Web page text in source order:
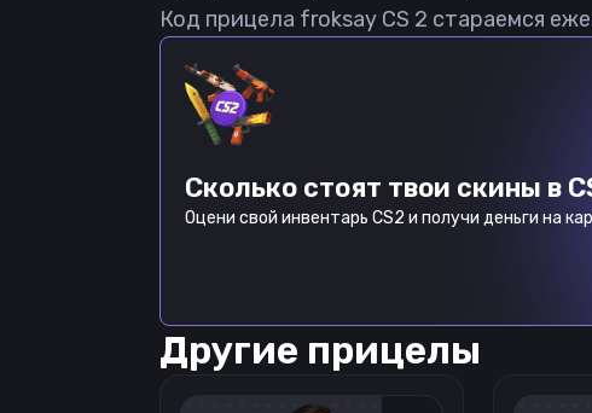
Код прицела froksay CS 2 стараемся
Сколько стоят твои скины в
Оцени свой инвентарь CS2 и получи деньги на
Другие прицелы